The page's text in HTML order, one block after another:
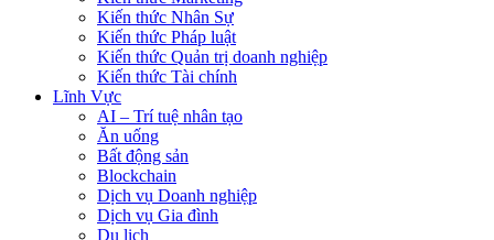
Kiến thức Nhân Sự
Kiến thức Pháp luật
Kiến thức Quản trị doanh nghiệp
Kiến thức Tài chính
Lĩnh Vực
AI – Trí tuệ nhân tạo
Ăn uống
Bất động sản
Blockchain
Dịch vụ Doanh nghiệp
Dịch vụ Gia đình
Du lịch